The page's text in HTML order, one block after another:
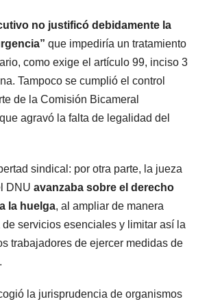
no justificó debidamente la
que impediría un tratamiento
como exige el artículo 99, inciso 3
Tampoco se cumplió el control
de la Comisión Bicameral
agravó la falta de legalidad del
sindical: por otra parte, la jueza
DNU avanzaba sobre el derecho
la huelga, al ampliar de manera
servicios esenciales y limitar así la
trabajadores de ejercer medidas de
la jurisprudencia de organismos